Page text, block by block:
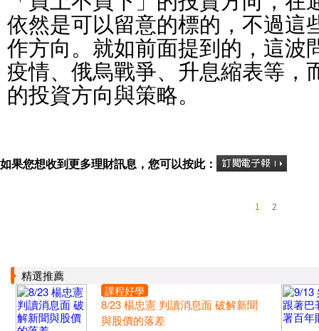
依然是可以留意的標的，不過這
作方向。就如前面提到的，這波
疫情、俄烏戰爭、升息縮表等，
的投資方向與策略。
如果您想收到更多理財訊息，您可以按此：
1 2
精選推薦
課程好學
8/23 楊忠憲 判讀消息面 破解新聞
與股價的落差